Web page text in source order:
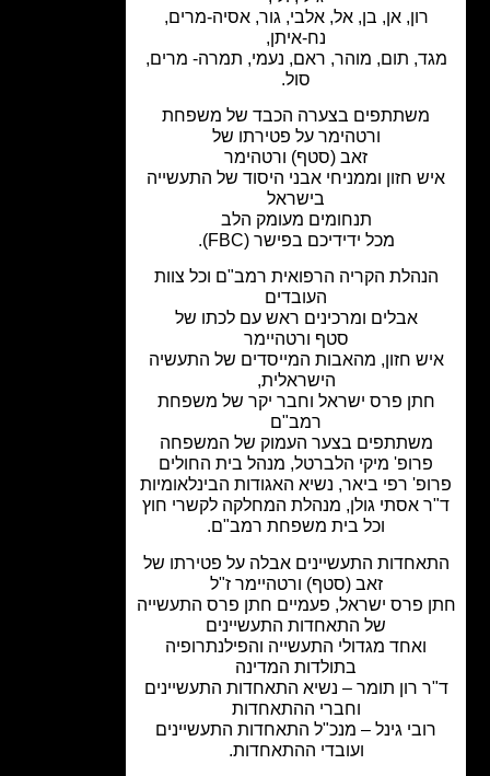
רון, אן, בן, אל, אלבי, גור, אסיה-מרים,
נח-איתן,
תום, מוהר, ראם, נעמי, תמרה- מרים,
משתתפים בצערה הכבד של משפחת
ורטהימר על פטירתו של
זאב (סטף) ורטהימר
חזון וממניחי אבני היסוד של התעשייה
תנחומים מעומק הלב
מכל ידידיכם בפישר (FBC).
הקריה הרפואית רמב"ם וכל צוות
העובדים
אבלים ומרכינים ראש עם לכתו של
סטף ורטהיימר
חזון, מהאבות המייסדים של התעשיה
הישראלית,
פרס ישראל וחבר יקר של משפחת
משתתפים בצער העמוק של המשפחה
פרופ' מיקי הלברטל, מנהל בית החולים
רפי ביאר, נשיא האגודות הבינלאומיות
אסתי גולן, מנהלת המחלקה לקשרי חוץ
וכל בית משפחת רמב"ם.
התעשיינים אבלה על פטירתו של
זאב (סטף) ורטהיימר ז"ל
פרס ישראל, פעמיים חתן פרס התעשייה
של התאחדות התעשיינים
ואחד מגדולי התעשייה והפילנתרופיה
בתולדות המדינה
רון תומר – נשיא התאחדות התעשיינים
וחברי ההתאחדות
גינל – מנכ"ל התאחדות התעשיינים
ועובדי ההתאחדות.